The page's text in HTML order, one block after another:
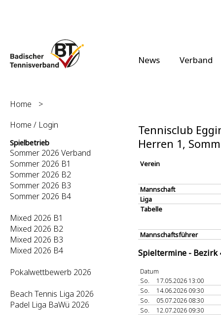
News Verband
Home
>
Home / Login
Spielbetrieb
Sommer 2026 Verband
Sommer 2026 B1
Sommer 2026 B2
Sommer 2026 B3
Sommer 2026 B4
Mixed 2026 B1
Mixed 2026 B2
Mixed 2026 B3
Mixed 2026 B4
Pokalwettbewerb 2026
Beach Tennis Liga 2026
Padel Liga BaWü 2026
Tennisclub
Herren 1,
Verein
Mannschaft
Liga
Tabelle
Mannschaftsführer
Spieltermine - Bezirk
Datum
So.
17.05.2026 13:00
So.
14.06.2026 09:30
So.
05.07.2026 08:30
So.
12.07.2026 09:30